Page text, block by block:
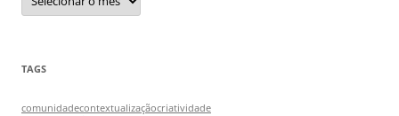
TAGS
comunidadecontextualizaçãocriatividade